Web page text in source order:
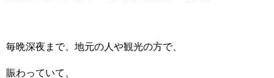
毎晩深夜まで、地元の人や観光の方で、
賑わっていて、